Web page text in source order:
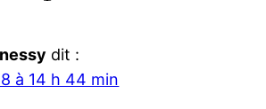
dit :
à 14 h 44 min